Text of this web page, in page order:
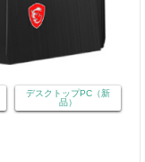
デスクトップPC（新
品）